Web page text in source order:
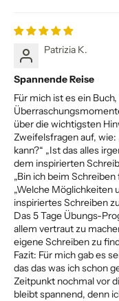
Patrizia K.
Spannende Reise
Für mich ist es ein
über die wichtigsten
Zweifelsfragen auf, wie:
kann?“ „Ist das alles
dem inspirierten
„Bin ich beim
„Welche Möglichkeiten
inspiriertes Schreiben
Das 5 Tage Übungs-
allem vertraut zu
eigene Schreiben zu
Fazit: Für mich gab es
das das was ich schon
Zeitpunkt nochmal vor
bleibt spannend, denn